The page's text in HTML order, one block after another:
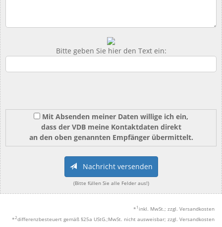
Bitte geben Sie hier den Text ein:
Mit Absenden meiner Daten willige ich ein,
dass der VDB meine Kontaktdaten direkt
an den oben genannten Empfänger übermittelt.
Nachricht versenden
(Bitte füllen Sie alle Felder aus!)
* 1 inkl. MwSt.; zzgl. Versandkosten
*2differenzbesteuert gemäß §25a UStG.;MwSt. nicht ausweisbar; zzgl. Versandkosten